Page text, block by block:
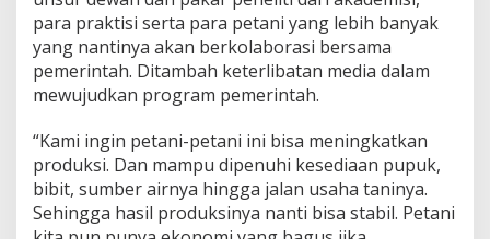
para praktisi serta para petani yang lebih banyak
yang nantinya akan berkolaborasi bersama
pemerintah. Ditambah keterlibatan media dalam
mewujudkan program pemerintah.
“Kami ingin petani-petani ini bisa meningkatkan
produksi. Dan mampu dipenuhi kesediaan pupuk,
bibit, sumber airnya hingga jalan usaha taninya.
Sehingga hasil produksinya nanti bisa stabil. Petani